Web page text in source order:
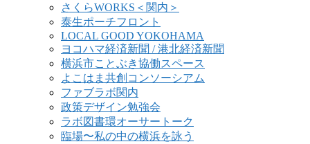
さくらWORKS＜関内＞
泰生ポーチフロント
LOCAL GOOD YOKOHAMA
ヨコハマ経済新聞 / 港北経済新聞
横浜市ことぶき協働スペース
よこはま共創コンソーシアム
ファブラボ関内
政策デザイン勉強会
ラボ図書環オーサートーク
臨場〜私の中の横浜を詠う